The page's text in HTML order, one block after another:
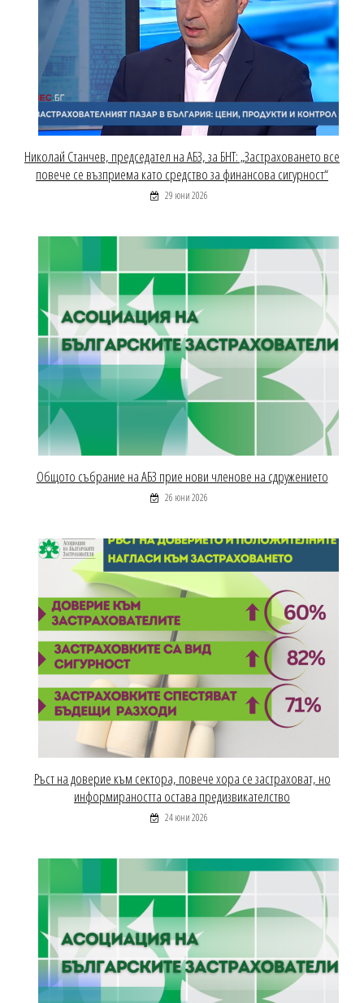
Николай Станчев, председател на АБЗ, за БНТ: „Застраховането все
повече се възприема като средство за финансова сигурност“
29 юни 2026
Общото събрание на АБЗ прие нови членове на сдружението
26 юни 2026
Ръст на доверие към сектора, повече хора се застраховат, но
информираността остава предизвикателство
24 юни 2026